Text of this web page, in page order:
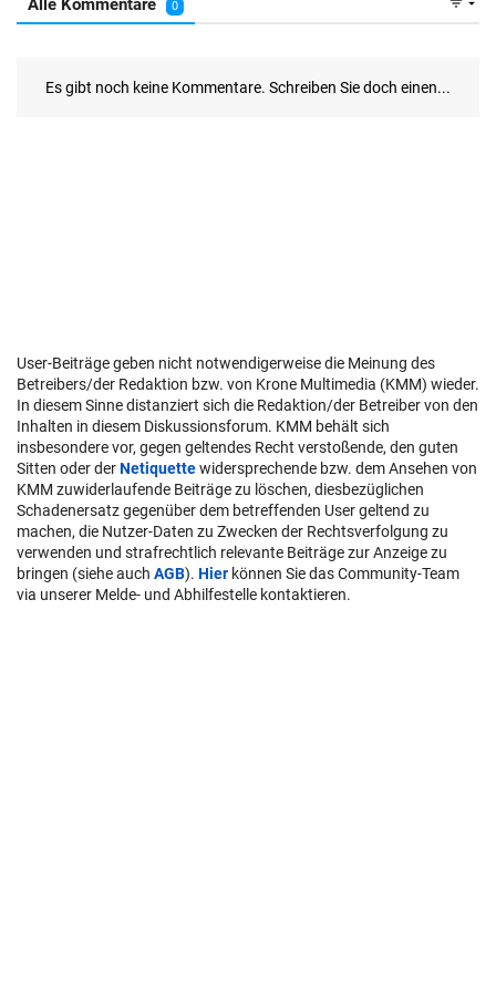
User-Beiträge geben nicht notwendigerweise die Meinung des
Betreibers/der Redaktion bzw. von Krone Multimedia (KMM) wieder.
In diesem Sinne distanziert sich die Redaktion/der Betreiber von den
Inhalten in diesem Diskussionsforum. KMM behält sich
insbesondere vor, gegen geltendes Recht verstoßende, den guten
Sitten oder derNetiquettewidersprechende bzw. dem Ansehen von
KMM zuwiderlaufende Beiträge zu löschen, diesbezüglichen
Schadenersatz gegenüber dem betreffenden User geltend zu
machen, die Nutzer-Daten zu Zwecken der Rechtsverfolgung zu
verwenden und strafrechtlich relevante Beiträge zur Anzeige zu
bringen (siehe auch AGB). Hier können Sie das Community-Team
via unserer Melde- und Abhilfestelle kontaktieren.